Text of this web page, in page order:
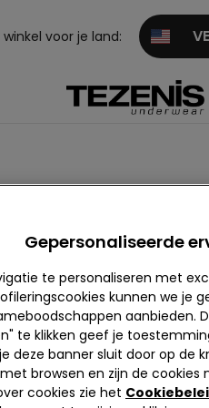
voor je land:
up Triangel
Strapless
en bande
au
Gepersonaliseerde
te personaliseren met
kunnen we je
aanbieden.
te klikken geef je
deze banner sluit door op de
browsen en zijn de cookies
cookies zie het